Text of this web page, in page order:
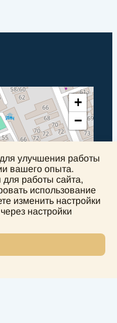
+
−
Leaflet
улучшения работы
вашего опыта.
работы сайта,
использование
изменить настройки
настройки